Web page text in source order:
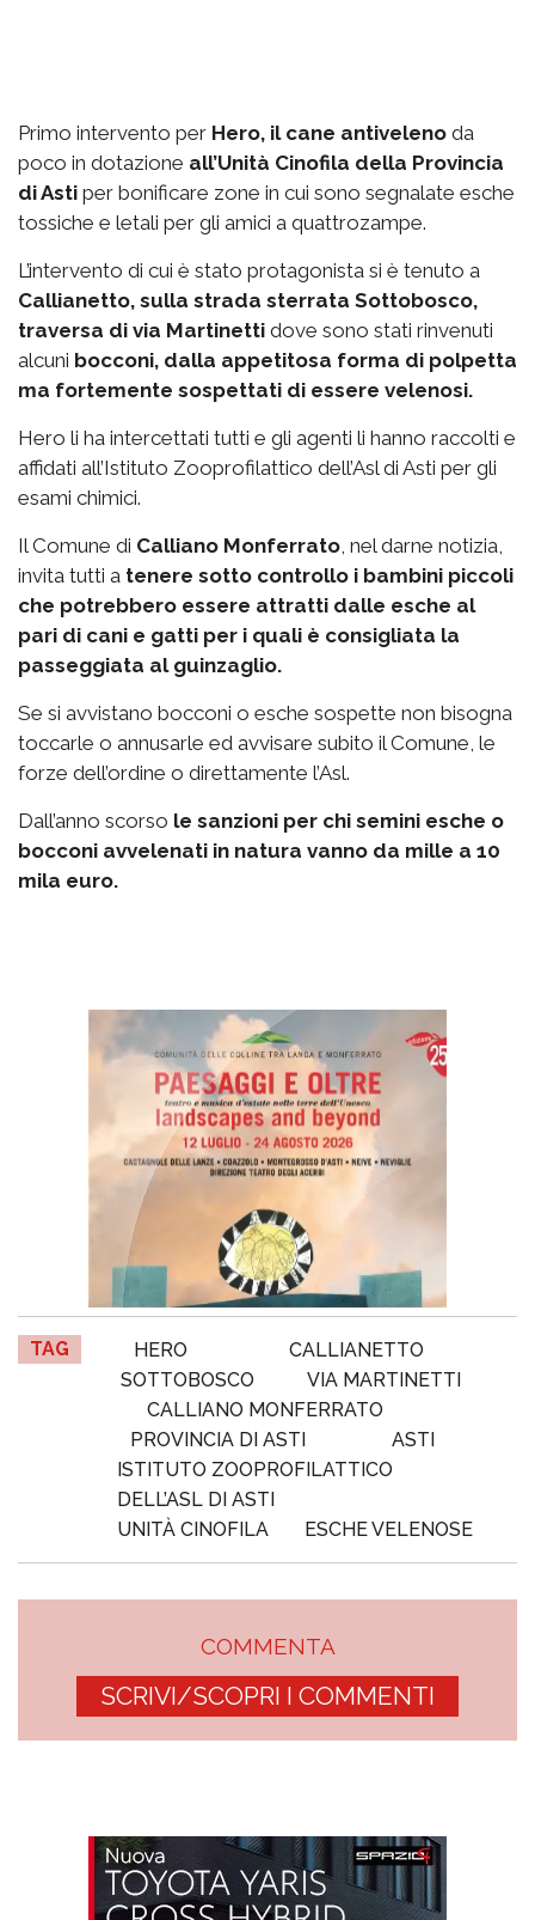
Primo intervento per Hero, il cane antiveleno da
poco in dotazione all’Unità Cinofila della Provincia
di Asti per bonificare zone in cui sono segnalate esche
tossiche e letali per gli amici a quattrozampe.
L’intervento di cui è stato protagonista si è tenuto a
Callianetto, sulla strada sterrata Sottobosco,
traversa di via Martinetti dove sono stati rinvenuti
alcuni bocconi, dalla appetitosa forma di polpetta
ma fortemente sospettati di essere velenosi.
Hero li ha intercettati tutti e gli agenti li hanno raccolti e
affidati all’Istituto Zooprofilattico dell’Asl di Asti per gli
esami chimici.
Il Comune di Calliano Monferrato , nel darne notizia,
invita tutti a tenere sotto controllo i bambini piccoli
che potrebbero essere attratti dalle esche al
pari di cani e gatti per i quali è consigliata la
passeggiata al guinzaglio.
Se si avvistano bocconi o esche sospette non bisogna
toccarle o annusarle ed avvisare subito il Comune, le
forze dell’ordine o direttamente l’Asl.
Dall’anno scorso le sanzioni per chi semini esche o
bocconi avvelenati in natura vanno da mille a 10
mila euro.
TAG HERO
CALLIANETTO
SOTTOBOSCO
VIA MARTINETTI
CALLIANO MONFERRATO
PROVINCIA DI ASTI
ASTI
ISTITUTO ZOOPROFILATTICO
DELL’ASL DI ASTI
UNITÀ CINOFILA
ESCHE VELENOSE
COMMENTA
SCRIVI/SCOPRI I COMMENTI